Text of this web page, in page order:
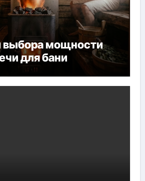
выбора мощности
для бани